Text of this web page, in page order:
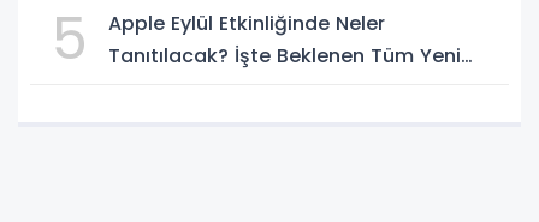
5
Apple Eylül Etkinliğinde Neler
Tanıtılacak? İşte Beklenen Tüm Yeni